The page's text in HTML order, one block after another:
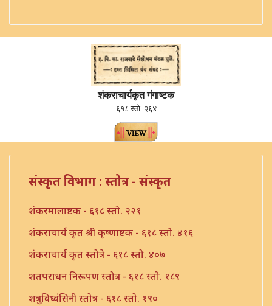
शंकराचार्यकृत गंगाष्टक
६१८ स्तो. २६४
संस्कृत विभाग : स्तोत्र - संस्कृत
शंकरमालाष्टक - ६१८ स्तो. २२१
शंकराचार्य कृत श्री कृष्णाष्टक - ६१८ स्तो. ४१६
शंकराचार्य कृत स्तोत्रे - ६१८ स्तो. ४०७
शतपराधन निरूपण स्तोत्र - ६१८ स्तो. १८९
शत्रुविध्वंसिनी स्तोत्र - ६१८ स्तो. १९०